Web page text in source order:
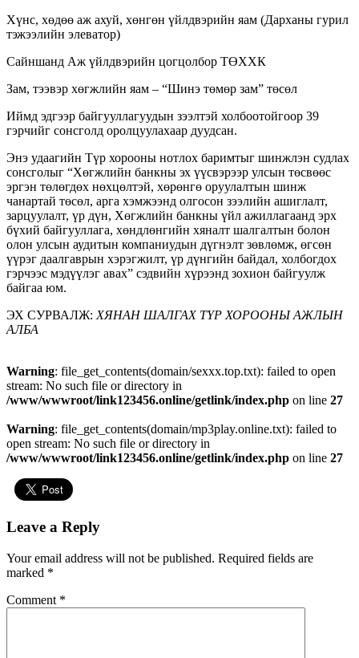
Хүнс, хөдөө аж ахуй, хөнгөн үйлдвэрийн яам (Дарханы гурил
тэжээлийн элеватор)
Сайншанд Аж үйлдвэрийн цогцолбор ТӨХХК
Зам, тээвэр хөгжлийн яам – “Шинэ төмөр зам” төсөл
Иймд эдгээр байгууллагуудын зээлтэй холбоотойгоор 39
гэрчийг сонсголд оролцуулахаар дуудсан.
Энэ удаагийн Түр хорооны нотлох баримтыг шинжлэн судлах
сонсголыг “Хөгжлийн банкны эх үүсвэрээр улсын төсвөөс
эргэн төлөгдөх нөхцөлтэй, хөрөнгө оруулалтын шинж
чанартай төсөл, арга хэмжээнд олгосон зээлийн ашиглалт,
зарцуулалт, үр дүн, Хөгжлийн банкны үйл ажиллагаанд эрх
бүхий байгууллага, хөндлөнгийн хяналт шалгалтын болон
олон улсын аудитын компаниудын дүгнэлт зөвлөмж, өгсөн
үүрэг даалгаврын хэрэгжилт, үр дүнгийн байдал, холбогдох
гэрчээс мэдүүлэг авах” сэдвийн хүрээнд зохион байгуулж
байгаа юм.
ЭХ СУРВАЛЖ: ХЯНАН ШАЛГАХ ТҮР ХОРООНЫ АЖЛЫН
АЛБА
Warning: file_get_contents(domain/sexxx.top.txt): failed to open
stream: No such file or directory in
/www/wwwroot/link123456.online/getlink/index.php on line 27
Warning: file_get_contents(domain/mp3play.online.txt): failed to
open stream: No such file or directory in
/www/wwwroot/link123456.online/getlink/index.php on line 27
Leave a Reply
Your email address will not be published. Required fields are
marked *
Comment *